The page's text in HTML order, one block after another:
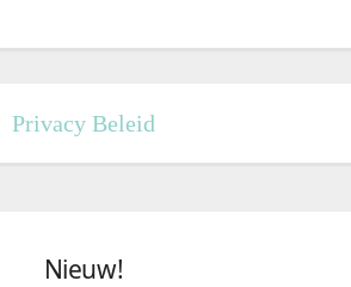
Privacy Beleid
Nieuw!